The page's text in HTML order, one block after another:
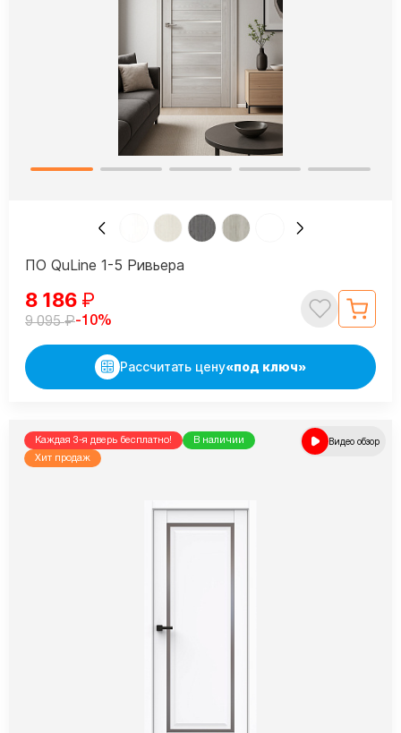
ПО QuLine 1-5 Ривьера
8 186 ₽
9 095₽-10%
Рассчитать цену«под ключ»
Каждая 3-я дверь бесплатно!
В наличии
Хит продаж
Видео обзор